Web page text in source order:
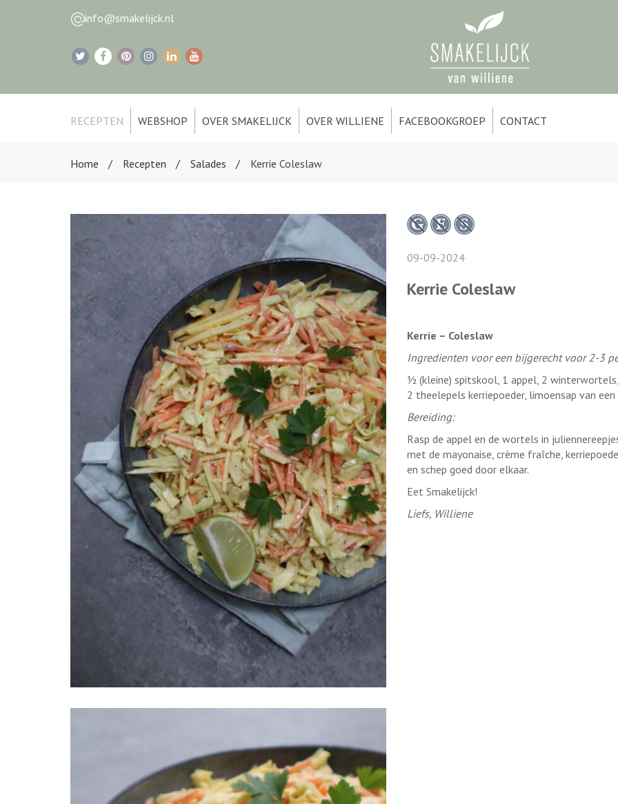
info@smakelijck.nl
RECEPTEN WEBSHOP OVER SMAKELIJCK OVER WILLIENE FACEBOOKGROEP CONTACT
Home Recepten Salades Kerrie Coleslaw
09-09-2024
Kerrie Coleslaw
Kerrie – Coleslaw
Ingredienten voor een bijgerecht voor 2-3
½ (kleine) spitskool, 1 appel, 2
2 theelepels kerriepoeder, limoensap van
Bereiding:
Rasp de appel en de wortels in
met de mayonaise, crème fraîche,
en schep goed door elkaar.
Eet Smakelijck!
Liefs, Williene